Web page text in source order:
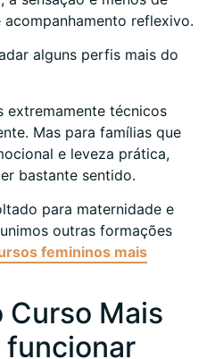
acompanhamento reflexivo.
alguns perfis mais do
extremamente técnicos
Mas para famílias que
e leveza prática,
bastante sentido.
para maternidade e
outras formações
femininos mais
Curso Mais
funcionar